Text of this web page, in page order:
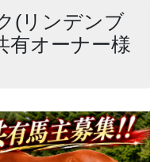
(リンデンブ
有オーナー様